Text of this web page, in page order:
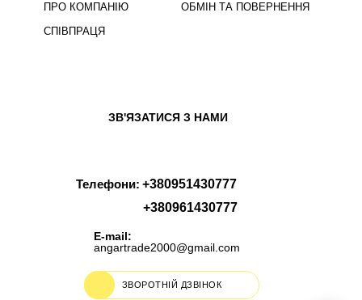
ПРО КОМПАНІЮ
СПІВПРАЦЯ
ОБМІН ТА ПОВЕРНЕННЯ
ЗВ'ЯЗАТИСЯ З НАМИ
Телефони:
E-mail:
angartrade2000@gmail.com
ЗВОРОТНІЙ ДЗВІНОК
+380951430777
+380961430777